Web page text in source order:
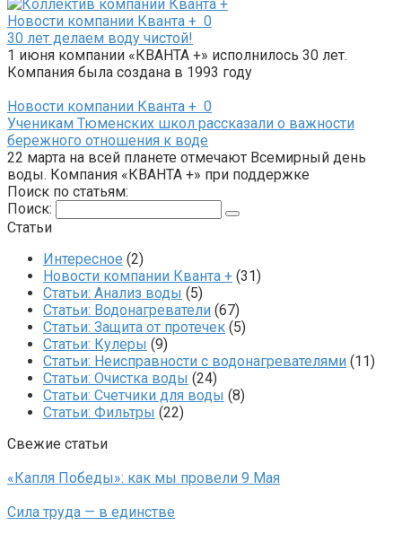
Новости компании Кванта + 0
30 лет делаем воду чистой!
1 июня компании «КВАНТА +» исполнилось 30 лет.
Компания была создана в 1993 году
Новости компании Кванта + 0
Ученикам Тюменских школ рассказали о важности
бережного отношения к воде
22 марта на всей планете отмечают Всемирный день
воды. Компания «КВАНТА +» при поддержке
Поиск по статьям:
Поиск:
Статьи
Интересное (2)
Новости компании Кванта + (31)
Статьи: Анализ воды (5)
Статьи: Водонагреватели (67)
Статьи: Защита от протечек (5)
Статьи: Кулеры (9)
Статьи: Неисправности с водонагревателями (11)
Статьи: Очистка воды (24)
Статьи: Счетчики для воды (8)
Статьи: Фильтры (22)
Свежие статьи
«Капля Победы»: как мы провели 9 Мая
Сила труда — в единстве